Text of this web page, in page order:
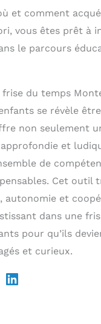
et comment
vous êtes prêt à
le parcours
frise du temps
se révèle
non seulement
et
de
Cet outil
autonomie et
dans une
pour qu’ils
et curieux.